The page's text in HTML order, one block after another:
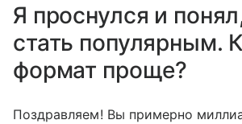
Я проснулся и
стать популярным.
формат проще?
Поздравляем! Вы примерно